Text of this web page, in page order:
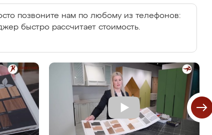
позвоните нам по любому из телефонов:
быстро рассчитает стоимость.